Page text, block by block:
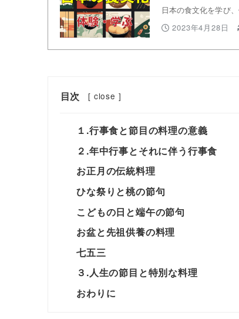
日本の食文化を学び
2023年4月28日
目次 [ close ]
１.行事食と節目の料理の意義
２.年中行事とそれに伴う行事食
お正月の伝統料理
ひな祭りと桃の節句
こどもの日と端午の節句
お盆と先祖供養の料理
七五三
３.人生の節目と特別な料理
おわりに